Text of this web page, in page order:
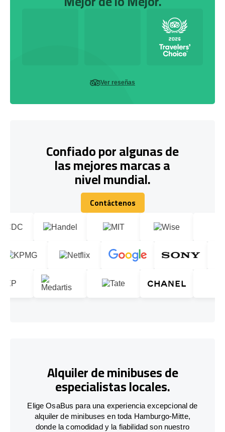
Ver reseñas
Confiado por algunas de
las mejores marcas a
nivel mundial.
Contáctenos
Contáctenos
Alquiler de minibuses de
especialistas locales.
Elige OsaBus para una experiencia excepcional de
alquiler de minibuses en toda Hamburgo-Mitte,
donde la comodidad y la fiabilidad son nuestro